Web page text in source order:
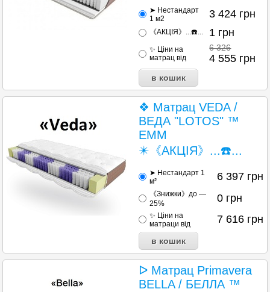
➤ Нестандарт
1 м2
3 424 грн
《АКЦІЯ》...☎️... 1 грн
✨ Ціни на
матрац від
6 326
4 555 грн
❖ Матрац VEDA /
ВЕДА "LOTOS" ™
EMM
✴️《АКЦІЯ》...☎️...
➤ Нестандарт 1
м²
6 397 грн
《Знижки》до —
25%
0 грн
✨ Ціни на
матраци від
7 616 грн
ᐅ Матрац Primavera
BELLA / БЕЛЛА ™